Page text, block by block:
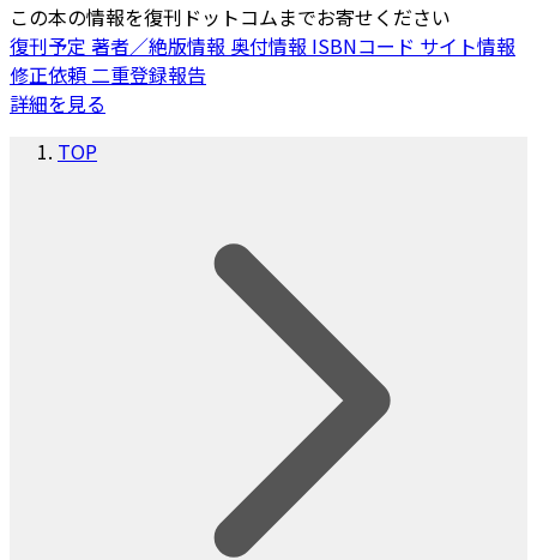
この本の情報を復刊ドットコムまでお寄せください
復刊予定 著者／絶版情報 奥付情報 ISBNコード サイト情報
修正依頼 二重登録報告
詳細を見る
TOP